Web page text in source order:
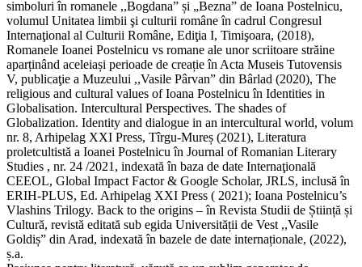
simboluri în romanele ,,Bogdana” și „Bezna” de Ioana Postelnicu,
volumul Unitatea limbii şi culturii române în cadrul Congresul
Internaţional al Culturii Române, Ediţia I, Timişoara, (2018),
Romanele Ioanei Postelnicu vs romane ale unor scriitoare străine
aparținând aceleiași perioade de creație în Acta Museis Tutovensis
V, publicaţie a Muzeului ,,Vasile Pârvan” din Bârlad (2020), The
religious and cultural values of Ioana Postelnicu în Identities in
Globalisation. Intercultural Perspectives. The shades of
Globalization. Identity and dialogue in an intercultural world, volum
nr. 8, Arhipelag XXI Press, Tîrgu-Mureș (2021), Literatura
proletcultistă a Ioanei Postelnicu în Journal of Romanian Literary
Studies , nr. 24 /2021, indexată în baza de date Internaţională
CEEOL, Global Impact Factor & Google Scholar, JRLS, inclusă în
ERIH-PLUS, Ed. Arhipelag XXI Press ( 2021); Ioana Postelnicu’s
Vlashins Trilogy. Back to the origins – în Revista Studii de Știință și
Cultură, revistă editată sub egida Universității de Vest ,,Vasile
Goldiș” din Arad, indexată în bazele de date internaționale, (2022),
ș.a.